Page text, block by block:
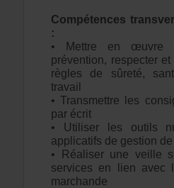
Compétences
:
• Mettre en œuvre
prévention, respecter
règles de sûreté,
travail
• Transmettre les
par écrit
• Utiliser les outils
applicatifs de gestion
• Réaliser une veille
services en lien avec
marchande